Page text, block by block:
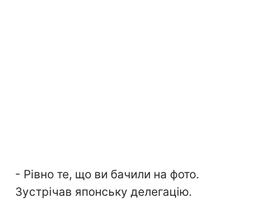
- Рівно те, що ви бачили на фото.
Зустрічав японську делегацію.